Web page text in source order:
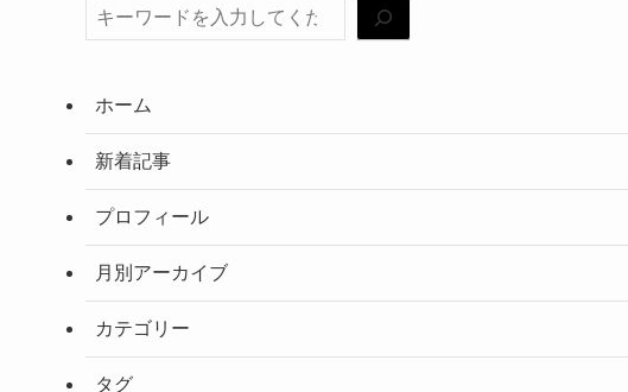
ホーム
新着記事
プロフィール
月別アーカイブ
カテゴリー
タグ